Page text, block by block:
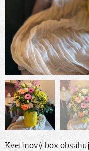
Kvetinový box